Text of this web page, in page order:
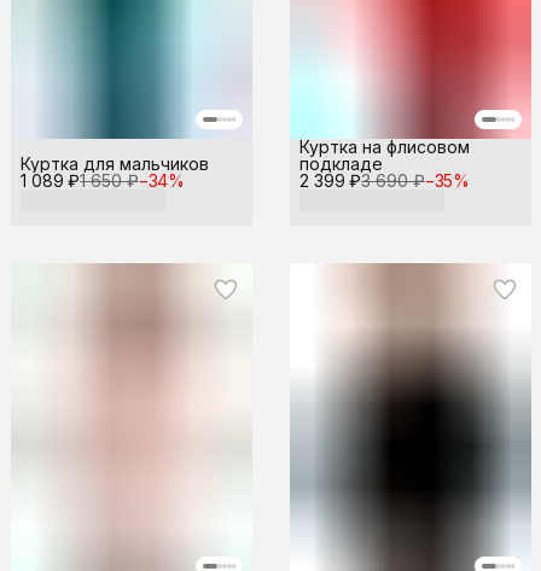
1 089 ₽1 650 ₽−34%
Куртка для мальчиков
2 399 ₽3 690 ₽−35%
Куртка на флисовом
подкладе